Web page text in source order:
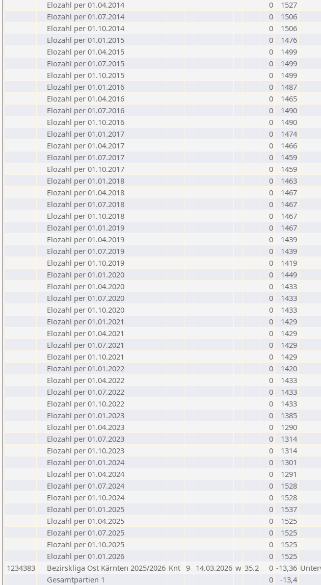
Elozahl per 01.04.2014
0
1527
Elozahl per 01.07.2014
0
1506
Elozahl per 01.10.2014
0
1506
Elozahl per 01.01.2015
0
1476
Elozahl per 01.04.2015
0
1499
Elozahl per 01.07.2015
0
1499
Elozahl per 01.10.2015
0
1499
Elozahl per 01.01.2016
0
1487
Elozahl per 01.04.2016
0
1465
Elozahl per 01.07.2016
0
1490
Elozahl per 01.10.2016
0
1490
Elozahl per 01.01.2017
0
1474
Elozahl per 01.04.2017
0
1466
Elozahl per 01.07.2017
0
1459
Elozahl per 01.10.2017
0
1459
Elozahl per 01.01.2018
0
1463
Elozahl per 01.04.2018
0
1467
Elozahl per 01.07.2018
0
1467
Elozahl per 01.10.2018
0
1467
Elozahl per 01.01.2019
0
1467
Elozahl per 01.04.2019
0
1439
Elozahl per 01.07.2019
0
1439
Elozahl per 01.10.2019
0
1419
Elozahl per 01.01.2020
0
1449
Elozahl per 01.04.2020
0
1433
Elozahl per 01.07.2020
0
1433
Elozahl per 01.10.2020
0
1433
Elozahl per 01.01.2021
0
1429
Elozahl per 01.04.2021
0
1429
Elozahl per 01.07.2021
0
1429
Elozahl per 01.10.2021
0
1429
Elozahl per 01.01.2022
0
1420
Elozahl per 01.04.2022
0
1433
Elozahl per 01.07.2022
0
1433
Elozahl per 01.10.2022
0
1433
Elozahl per 01.01.2023
0
1385
Elozahl per 01.04.2023
0
1290
Elozahl per 01.07.2023
0
1314
Elozahl per 01.10.2023
0
1314
Elozahl per 01.01.2024
0
1301
Elozahl per 01.04.2024
0
1291
Elozahl per 01.07.2024
0
1528
Elozahl per 01.10.2024
0
1528
Elozahl per 01.01.2025
0
1537
Elozahl per 01.04.2025
0
1525
Elozahl per 01.07.2025
0
1525
Elozahl per 01.10.2025
0
1525
Elozahl per 01.01.2026
0
1525
1234383
Bezirskliga Ost Kärnten 2025/2026 Knt 9 14.03.2026 w 35.2 0 -13,36
Gesamtpartien 1
0 -13,4